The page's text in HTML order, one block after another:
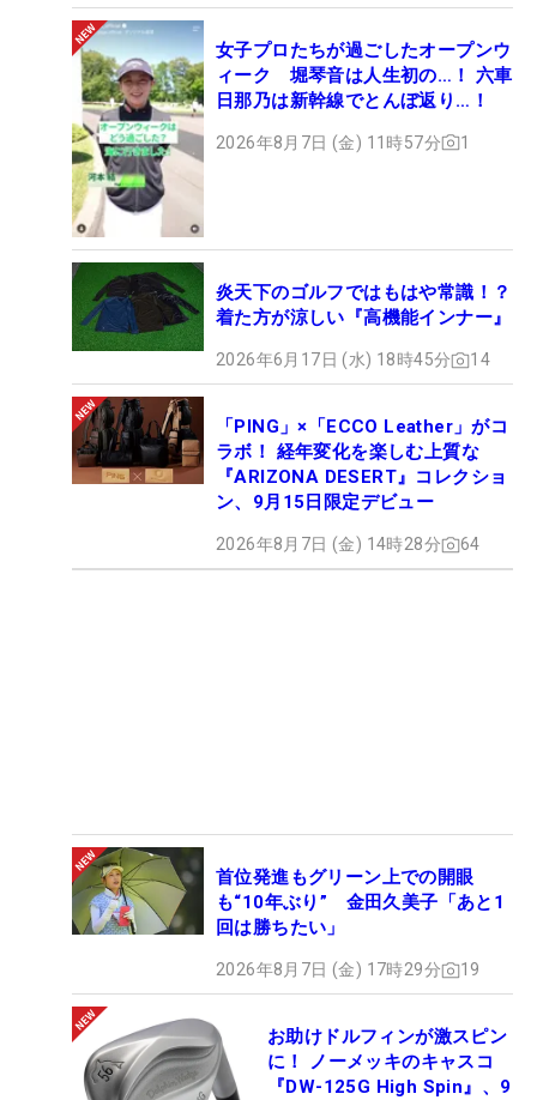
女子プロたちが過ごしたオープンウ
ィーク 堀琴音は人生初の…！ 六車
日那乃は新幹線でとんぼ返り…！
2026年8月7日 (金) 11時57分 1
炎天下のゴルフではもはや常識！？
着た方が涼しい『高機能インナー』
2026年6月17日 (水) 18時45分 14
「PING」×「ECCO Leather」がコ
ラボ！ 経年変化を楽しむ上質な
『ARIZONA DESERT』コレクショ
ン、9月15日限定デビュー
2026年8月7日 (金) 14時28分 64
首位発進もグリーン上での開眼
も“10年ぶり” 金田久美子「あと1
回は勝ちたい」
2026年8月7日 (金) 17時29分 19
お助けドルフィンが激スピン
に！ ノーメッキのキャスコ
『DW-125G High Spin』、9